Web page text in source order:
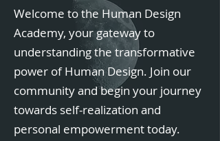
Welcome to the Human Design
Academy, your gateway to
understanding the transformative
power of Human Design. Join our
community and begin your journey
towards self-realization and
personal empowerment today.